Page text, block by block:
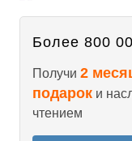
Более 800
Получи 2
подарок и
чтением